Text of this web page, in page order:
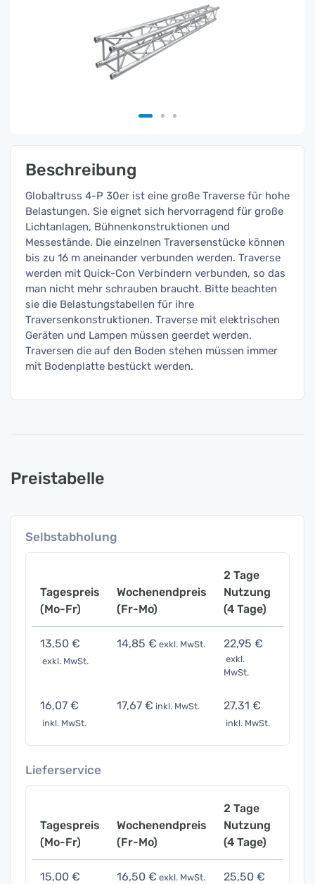
Beschreibung
Globaltruss 4-P 30er ist eine große Traverse für hohe
Belastungen. Sie eignet sich hervorragend für große
Lichtanlagen, Bühnenkonstruktionen und
Messestände. Die einzelnen Traversenstücke können
bis zu 16 m aneinander verbunden werden. Traverse
werden mit Quick-Con Verbindern verbunden, so das
man nicht mehr schrauben braucht. Bitte beachten
sie die Belastungstabellen für ihre
Traversenkonstruktionen. Traverse mit elektrischen
Geräten und Lampen müssen geerdet werden.
Traversen die auf den Boden stehen müssen immer
mit Bodenplatte bestückt werden.
Preistabelle
Selbstabholung
Tagespreis
(Mo-Fr)
Wochenendpreis
(Fr-Mo)
2 Tage
Nutzung
(4 Tage)
13,50 €
exkl. MwSt.
14,85 € exkl. MwSt. 22,95 €
exkl.
MwSt.
16,07 €
inkl. MwSt.
17,67 € inkl. MwSt. 27,31 €
inkl. MwSt.
Lieferservice
Tagespreis
(Mo-Fr)
Wochenendpreis
(Fr-Mo)
2 Tage
Nutzung
(4 Tage)
15,00 € 16,50 € exkl. MwSt. 25,50 €